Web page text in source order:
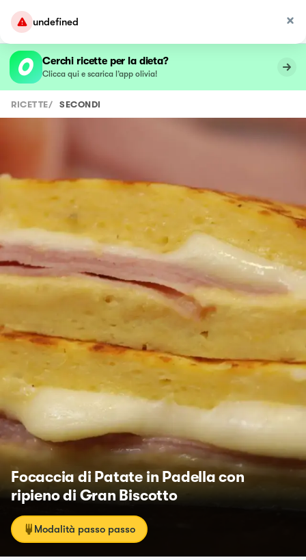
undefined
Cerchi ricette per la dieta?
Clicca qui e scarica l’app olivia!
RICETTE/ SECONDI
Focaccia di Patate in Padella con
ripieno di Gran Biscotto
Modalità passo passo